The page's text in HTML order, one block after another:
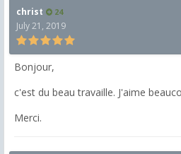
christ 24
July 21, 2019
Bonjour,
c'est du beau travaille. J'aime
Merci.